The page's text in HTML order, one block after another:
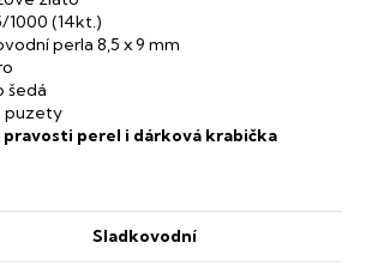
1000 (14kt.)
perla 8,5 x 9 mm
šedá
puzety
perel i dárková krabička
Sladkovodní